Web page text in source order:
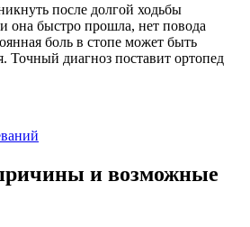
после долгой ходьбы
она быстро прошла, нет повода
боль в стопе может быть
Точный диагноз поставит ортопед
и возможные